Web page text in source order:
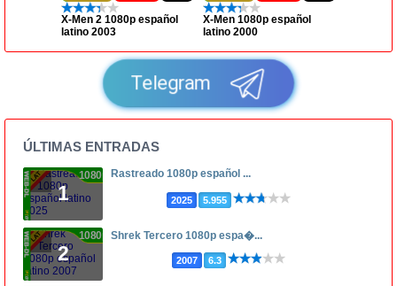
X-Men 2 1080p español
latino 2003
X-Men 1080p español
latino 2000
Telegram
ÚLTIMAS ENTRADAS
1
1080p Rastreado 1080p español ...
2025 5.955
2
1080p Shrek Tercero 1080p espa�...
2007 6.3